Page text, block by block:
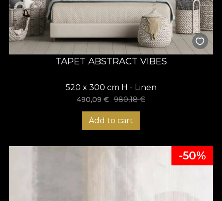
TAPET ABSTRACT VIBES
520 x 300 cm H - Linen
490,09€ 980,18€
Add to cart
-50%